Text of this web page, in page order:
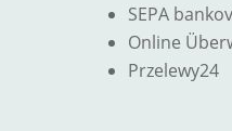
SEPA
Online
Przelewy24